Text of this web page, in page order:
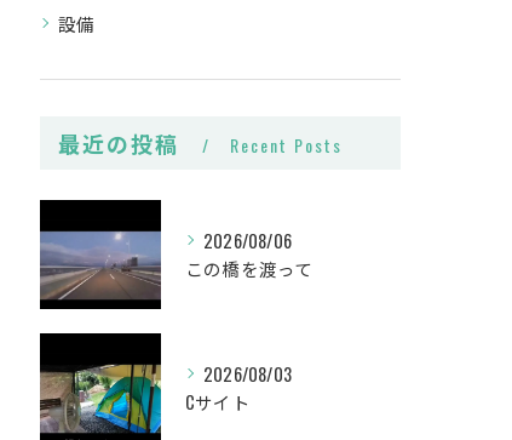
設備
最近の投稿 Recent Posts
2026/08/06
この橋を渡って
2026/08/03
Cサイト